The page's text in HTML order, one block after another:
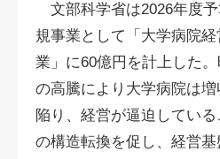
文部科学省は2026年度
規事業として「大学病院
業」に60億円を計上した
の高騰により大学病院は
陥り、経営が逼迫してい
の構造転換を促し、経営基